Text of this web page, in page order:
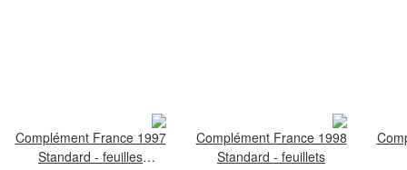
Complément France 1997
Standard - feuilles
Complément France 1998
Standard - feuillets